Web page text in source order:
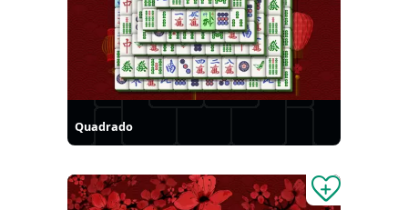
Quadrado